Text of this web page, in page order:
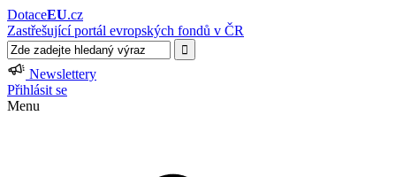
DotaceEU.cz
Zastřešující portál evropských fondů v ČR
Newslettery
Přihlásit se
Menu